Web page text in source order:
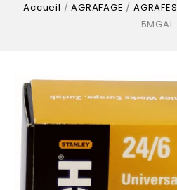
Accueil /AGRAFAGE /AGRAFES
5MGAL